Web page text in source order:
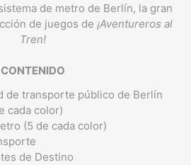
de metro de Berlín, la gran
de juegos de ¡Aventureros al
Tren!
CONTENIDO
de transporte público de Berlín
cada color)
(5 de cada color)
de Destino